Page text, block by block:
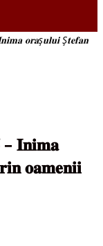
𝐨𝐫𝐚ș𝐮𝐥𝐮𝐢 Ș𝐭𝐞𝐟𝐚𝐧
– 𝐈𝐧𝐢𝐦𝐚
𝐨𝐚𝐦𝐞𝐧𝐢𝐢